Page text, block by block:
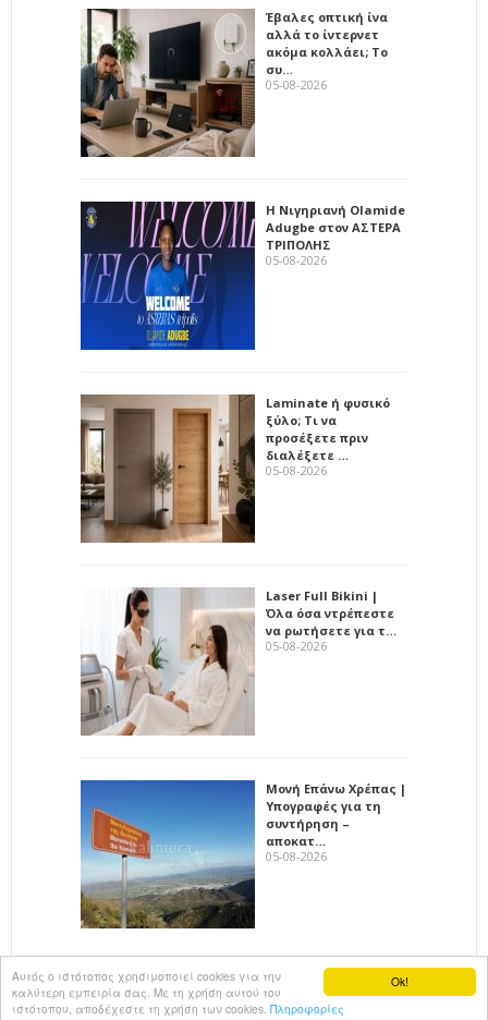
Ok!
Αυτός ο ιστότοπος χρησιμοποιεί cookies για την
καλύτερη εμπειρία σας. Με τη χρήση αυτού του
ιστότοπου, αποδέχεστε τη χρήση των cookies. Πληροφορίες
Έβαλες οπτική ίνα
αλλά το ίντερνετ
ακόμα κολλάει; Το
συ…
05-08-2026
Η Νιγηριανή Olamide
Adugbe στον ΑΣΤΕΡΑ
ΤΡΙΠΟΛΗΣ
05-08-2026
Laminate ή φυσικό
ξύλο; Τι να
προσέξετε πριν
διαλέξετε …
05-08-2026
Laser Full Bikini |
Όλα όσα ντρέπεστε
να ρωτήσετε για τ…
05-08-2026
Μονή Επάνω Χρέπας |
Υπογραφές για τη
συντήρηση –
αποκατ…
05-08-2026
All rights reservedKalimeraArkadia